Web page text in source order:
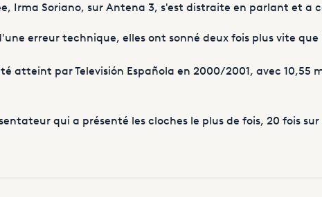
Irma Soriano, sur Antena 3, s'est distraite en parlant et a
erreur technique, elles ont sonné deux fois plus vite
atteint par Televisión Española en 2000/2001, avec 10,55
qui a présenté les cloches le plus de fois, 20 fois